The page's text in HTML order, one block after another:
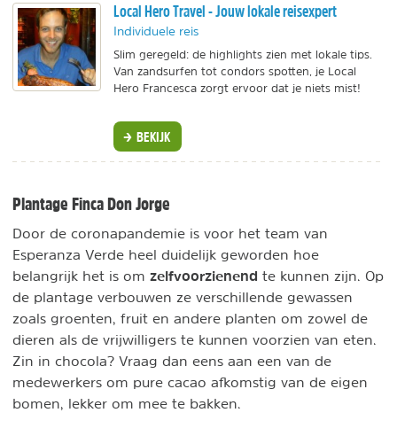
Local Hero Travel - Jouw lokale reisexpert
Individuele reis
Slim geregeld: de highlights zien met lokale tips.
Van zandsurfen tot condors spotten, je Local
Hero Francesca zorgt ervoor dat je niets mist!
BEKIJK
Plantage Finca Don Jorge
Door de coronapandemie is voor het team van
Esperanza Verde heel duidelijk geworden hoe
belangrijk het is om zelfvoorzienend te kunnen zijn. Op
de plantage verbouwen ze verschillende gewassen
zoals groenten, fruit en andere planten om zowel de
dieren als de vrijwilligers te kunnen voorzien van eten.
Zin in chocola? Vraag dan eens aan een van de
medewerkers om pure cacao afkomstig van de eigen
bomen, lekker om mee te bakken.